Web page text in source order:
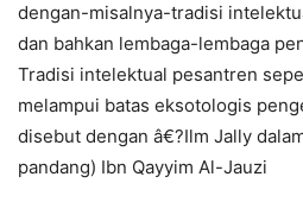
dengan-misalnya-tradisi
dan bahkan lembaga-lembaga
Tradisi intelektual pesantren
melampui batas eksotologis
disebut dengan â€?Ilm Jally
pandang) Ibn Qayyim Al-Jauzi